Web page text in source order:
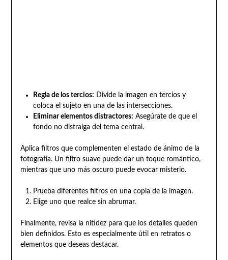
Regla de los tercios: Divide la imagen en tercios y
coloca el sujeto en una de las intersecciones.
Eliminar elementos distractores: Asegúrate de que el
fondo no distraiga del tema central.
Aplica filtros que complementen el estado de ánimo de la
fotografía. Un filtro suave puede dar un toque romántico,
mientras que uno más oscuro puede evocar misterio.
Prueba diferentes filtros en una copia de la imagen.
Elige uno que realce sin abrumar.
Finalmente, revisa la nitidez para que los detalles queden
bien definidos. Esto es especialmente útil en retratos o
elementos que deseas destacar.